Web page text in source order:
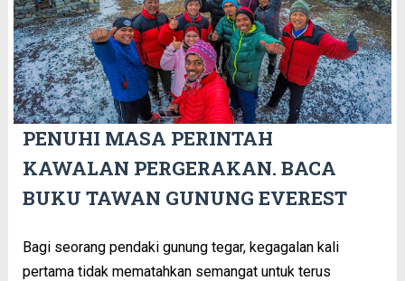
PENUHI MASA PERINTAH
KAWALAN PERGERAKAN. BACA
BUKU TAWAN GUNUNG EVEREST
Bagi seorang pendaki gunung tegar, kegagalan kali
pertama tidak mematahkan semangat untuk terus